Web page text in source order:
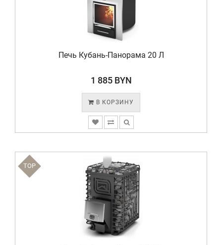
Печь Кубань-Панорама 20 Л
1 885 BYN
В КОРЗИНУ
TOP